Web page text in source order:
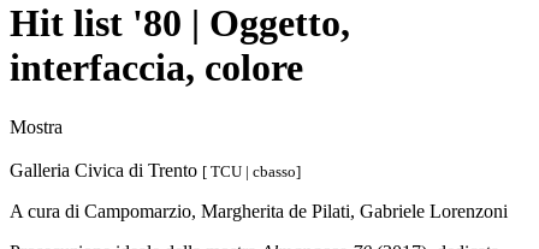
Hit list '80 | Oggetto,
interfaccia, colore
Mostra
Galleria Civica di Trento [ TCU | cbasso]
A cura di Campomarzio, Margherita de Pilati, Gabriele Lorenzoni